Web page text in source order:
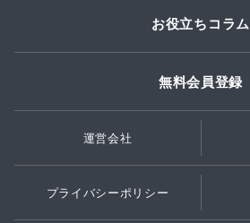
お役立ちコラム
無料会員登録
運営会社
プライバシーポリシー